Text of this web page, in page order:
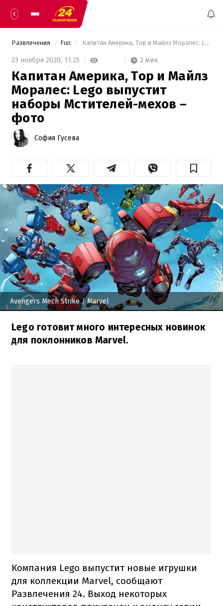
Развлечения Fun Капитан Америка, Тор и Майлз Моралес: Lego выпустит наборы Мстителей-мехов – фото
23 ноября 2020, 11:25 2 мин
Капитан Америка, Тор и Майлз
Моралес: Lego выпустит
наборы Мстителей-мехов –
фото
София Гусева
Avengers Mech Strike/ Marvel
Lego готовит много интересных новинок
для поклонников Marvel.
Компания Lego выпустит новые игрушки
для коллекции Marvel, сообщают
Развлечения 24. Выход некоторых